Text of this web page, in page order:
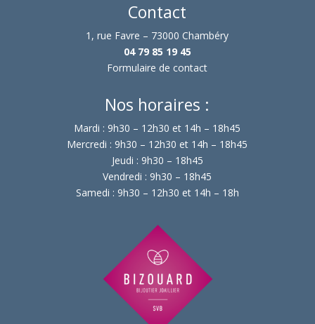
Contact
1, rue Favre – 73000 Chambéry
04 79 85 19 45
Formulaire de contact
Nos horaires :
Mardi : 9h30 – 12h30 et 14h – 18h45
Mercredi : 9h30 – 12h30 et 14h – 18h45
Jeudi : 9h30 – 18h45
Vendredi : 9h30 – 18h45
Samedi : 9h30 – 12h30 et 14h – 18h